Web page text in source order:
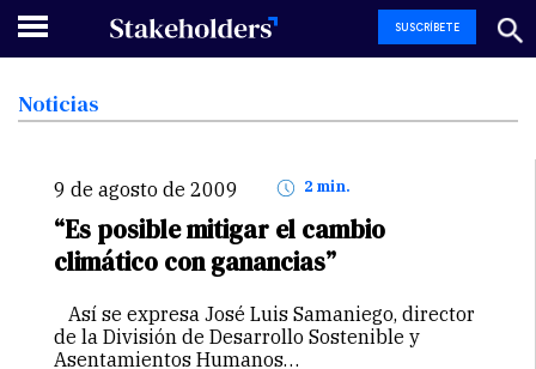
SUSCRÍBETE
Noticias
9 de agosto de 2009 2 min.
“Es posible mitigar el cambio
climático con ganancias”
Así se expresa José Luis Samaniego, director
de la División de Desarrollo Sostenible y
Asentamientos Humanos…